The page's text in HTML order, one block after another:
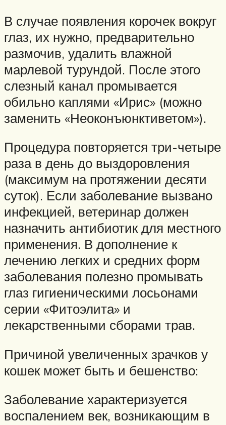
В случае появления корочек вокруг
глаз, их нужно, предварительно
размочив, удалить влажной
марлевой турундой. После этого
слезный канал промывается
обильно каплями «Ирис» (можно
заменить «Неоконъюнктиветом»).
Процедура повторяется три-четыре
раза в день до выздоровления
(максимум на протяжении десяти
суток). Если заболевание вызвано
инфекцией, ветеринар должен
назначить антибиотик для местного
применения. В дополнение к
лечению легких и средних форм
заболевания полезно промывать
глаз гигиеническими лосьонами
серии «Фитоэлита» и
лекарственными сборами трав.
Причиной увеличенных зрачков у
кошек может быть и бешенство:
Заболевание характеризуется
воспалением век, возникающим в